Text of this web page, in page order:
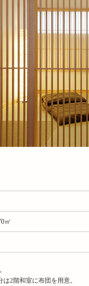
㎡
2階和室に布団を用意。